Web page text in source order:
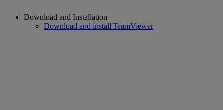
Download and Installation
Download and install TeamViewer